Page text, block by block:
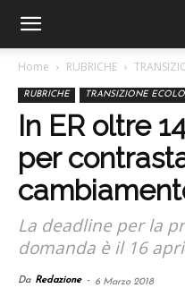
Home RUBRICHE
RUBRICHE TRANSIZIONE
In ER oltre
per
La deadline per la
domanda è il 16
Da Redazione - 6 Marzo 2018